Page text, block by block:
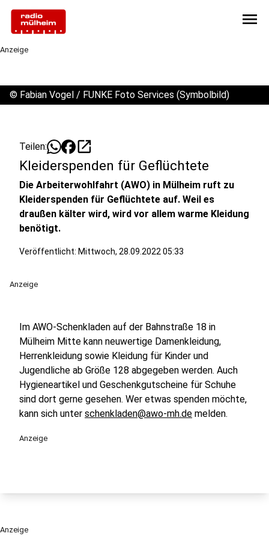
menu
Anzeige
© Fabian Vogel / FUNKE Foto Services (Symbolbild)
Teilen: open_in_new
Kleiderspenden für Geflüchtete
Die Arbeiterwohlfahrt (AWO) in Mülheim ruft zu
Kleiderspenden für Geflüchtete auf. Weil es
draußen kälter wird, wird vor allem warme Kleidung
benötigt.
Veröffentlicht: Mittwoch, 28.09.2022 05:33
Anzeige
Im AWO-Schenkladen auf der Bahnstraße 18 in
Mülheim Mitte kann neuwertige Damenkleidung,
Herrenkleidung sowie Kleidung für Kinder und
Jugendliche ab Größe 128 abgegeben werden. Auch
Hygieneartikel und Geschenkgutscheine für Schuhe
sind dort gerne gesehen. Wer etwas spenden möchte,
kann sich unter schenkladen@awo-mh.de melden.
Anzeige
Anzeige